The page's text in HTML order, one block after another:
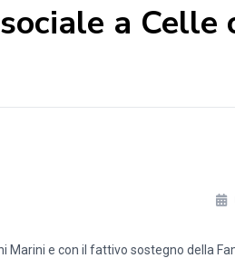
a Celle
Marini e con il fattivo sostegno della